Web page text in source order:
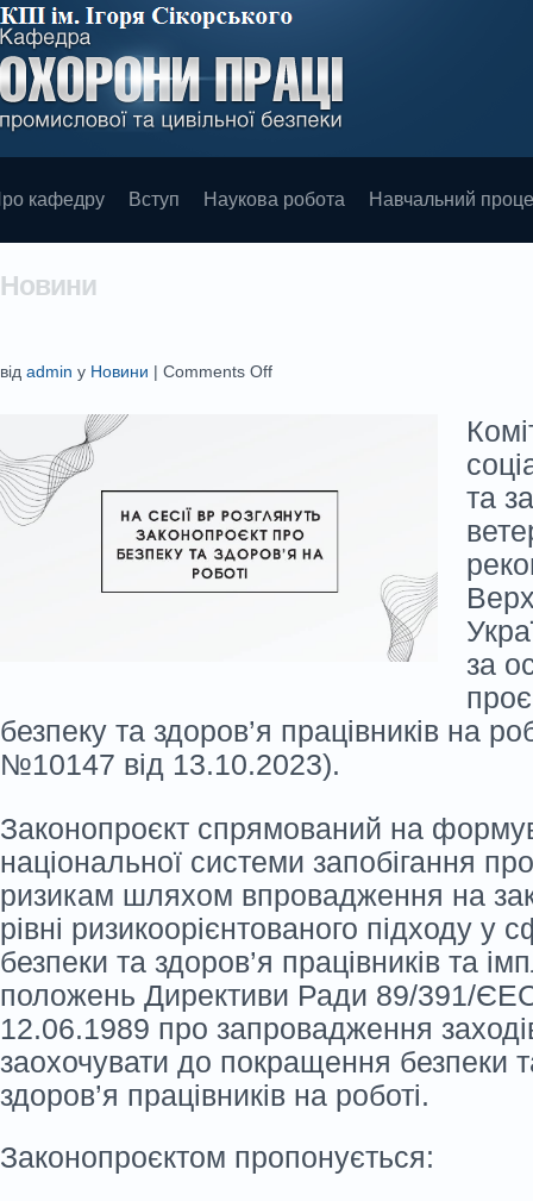
кафедру Вступ Наукова робота Навчальний
Новини
від admin у Новини | Comments Off
та
за
безпеку та здоров’я працівників на
№10147 від 13.10.2023).
Законопроєкт спрямований на
національної системи запобігання
ризикам шляхом впровадження на
рівні ризикоорієнтованого підходу у
безпеки та здоров’я працівників та
положень Директиви Ради 89/391/
12.06.1989 про запровадження
заохочувати до покращення безпеки
здоров’я працівників на роботі.
Законопроєктом пропонується: